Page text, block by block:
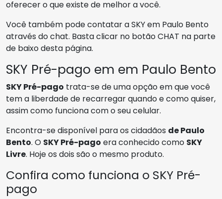
oferecer o que existe de melhor a você.
Você também pode contatar a SKY em Paulo Bento
através do chat. Basta clicar no botão CHAT na parte
de baixo desta página.
SKY Pré-pago em em Paulo Bento
SKY Pré-pago trata-se de uma opção em que você
tem a liberdade de recarregar quando e como quiser,
assim como funciona com o seu celular.
Encontra-se disponível para os cidadãos de Paulo
Bento. O SKY Pré-pago era conhecido como SKY
Livre. Hoje os dois são o mesmo produto.
Confira como funciona o SKY Pré-
pago